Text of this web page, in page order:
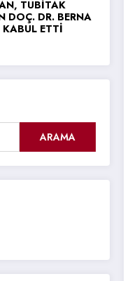
TÜBİTAK
DOÇ. DR. BERNA
KABUL ETTİ
ARAMA